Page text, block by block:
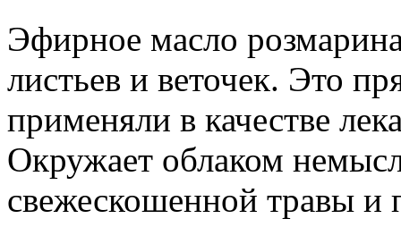
Эфирное масло
листьев и веточек. Это
применяли в качестве
Окружает облаком
свежескошенной травы и